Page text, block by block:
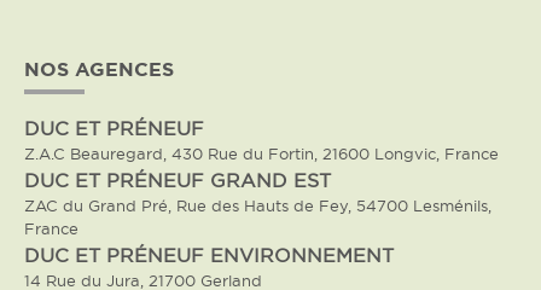
NOS AGENCES
DUC ET PRÉNEUF
Z.A.C Beauregard, 430 Rue du Fortin, 21600 Longvic, France
DUC ET PRÉNEUF GRAND EST
ZAC du Grand Pré, Rue des Hauts de Fey, 54700 Lesménils,
France
DUC ET PRÉNEUF ENVIRONNEMENT
14 Rue du Jura, 21700 Gerland